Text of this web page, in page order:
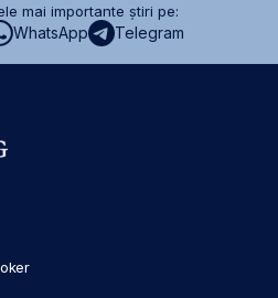
mai importante știri pe:
WhatsApp Telegram